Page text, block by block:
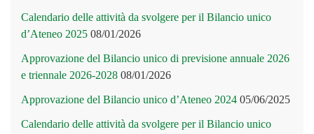
Calendario delle attività da svolgere per il Bilancio unico
d’Ateneo 2025 08/01/2026
Approvazione del Bilancio unico di previsione annuale 2026
e triennale 2026-2028 08/01/2026
Approvazione del Bilancio unico d’Ateneo 2024 05/06/2025
Calendario delle attività da svolgere per il Bilancio unico